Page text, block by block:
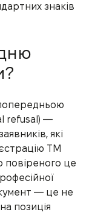
знаків
refusal) —
які
ТМ
повіреного це
— це не
позиція